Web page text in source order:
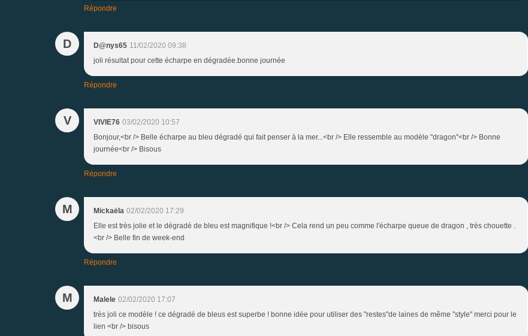
Répondre
D D@nys65 11/02/2020 09:38
joli résultat pour cette écharpe en dégradée.bonne journée
Répondre
V VIVIE76 03/02/2020 10:57
Bonjour,<br /> Belle écharpe au bleu dégradé qui fait penser à la mer...<br /> Elle ressemble au modèle "dragon"<br /> Bonne
journée<br /> Bisous
Répondre
M Mickaëla 02/02/2020 17:29
Elle est très jolie et le dégradé de bleu est magnifique !<br /> Cela rend un peu comme l'écharpe queue de dragon , très chouette .
<br /> Belle fin de week-end
Répondre
M Malele 02/02/2020 17:07
très joli ce modèle ! ce dégradé de bleus est superbe ! bonne idée pour utiliser des "restes"de laines de même "style" merci pour le
lien <br /> bisous